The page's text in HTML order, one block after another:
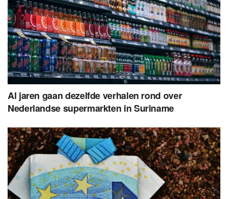
Al jaren gaan dezelfde verhalen rond over
Nederlandse supermarkten in Suriname